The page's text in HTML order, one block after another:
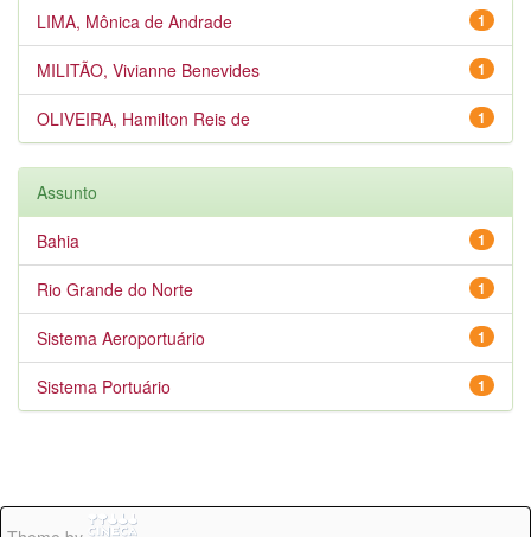
1
LIMA, Mônica de Andrade
1
MILITÃO, Vivianne Benevides
1
OLIVEIRA, Hamilton Reis de
Assunto
1
Bahia
1
Rio Grande do Norte
1
Sistema Aeroportuário
1
Sistema Portuário